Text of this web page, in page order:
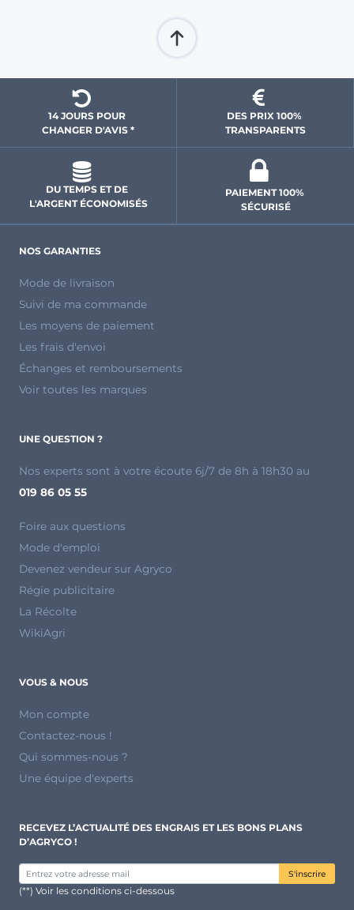
14 JOURS POUR
CHANGER D'AVIS *
DES PRIX 100%
TRANSPARENTS
DU TEMPS ET DE
L'ARGENT ÉCONOMISÉS
PAIEMENT 100%
SÉCURISÉ
NOS GARANTIES
Mode de livraison
Suivi de ma commande
Les moyens de paiement
Les frais d'envoi
Échanges et remboursements
Voir toutes les marques
UNE QUESTION ?
Nos experts sont à votre écoute 6j/7 de 8h à 18h30 au
019 86 05 55
Foire aux questions
Mode d'emploi
Devenez vendeur sur Agryco
Régie publicitaire
La Récolte
WikiAgri
VOUS & NOUS
Mon compte
Contactez-nous !
Qui sommes-nous ?
Une équipe d'experts
RECEVEZ L’ACTUALITÉ DES ENGRAIS ET LES BONS PLANS
D’AGRYCO !
S'inscrire
(**) Voir les conditions ci-dessous